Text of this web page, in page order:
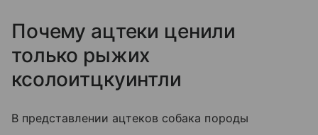
Почему ацтеки ценили
только рыжих
ксолоитцкуинтли
В представлении ацтеков собака породы